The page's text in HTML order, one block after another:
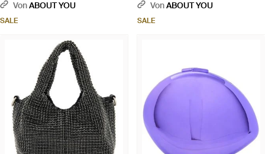
VonABOUT YOU
SALE
VonABOUT YOU
SALE